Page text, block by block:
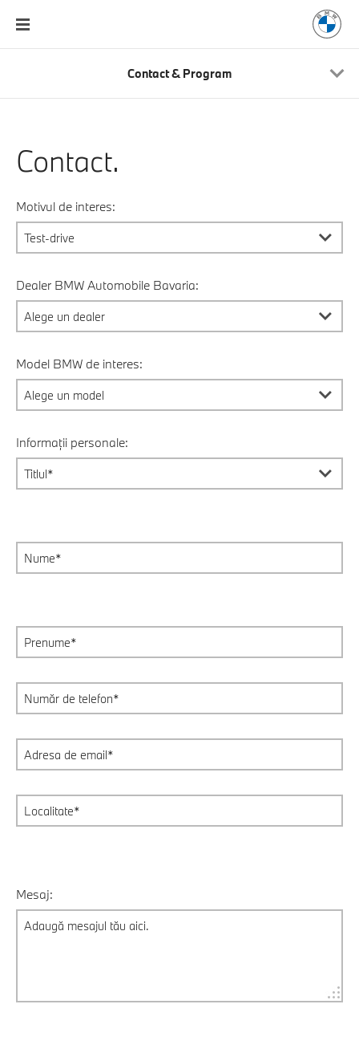
Contact & Program
Contact.
Motivul de interes:
Dealer BMW Automobile Bavaria:
Model BMW de interes:
Informații personale:
Mesaj: